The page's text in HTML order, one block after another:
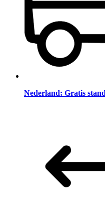
Nederland: Gratis